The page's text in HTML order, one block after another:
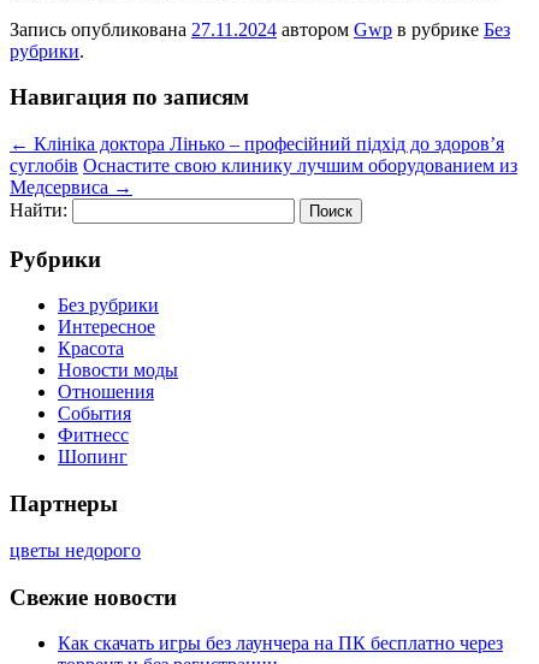
Запись опубликована 27.11.2024 автором Gwp в рубрике Без
рубрики.
Навигация по записям
← Клініка доктора Лінько – професійний підхід до здоров’я
суглобів Оснастите свою клинику лучшим оборудованием из
Медсервиса →
Найти:
Рубрики
Без рубрики
Интересное
Красота
Новости моды
Отношения
События
Фитнесс
Шопинг
Партнеры
цветы недорого
Свежие новости
Как скачать игры без лаунчера на ПК бесплатно через